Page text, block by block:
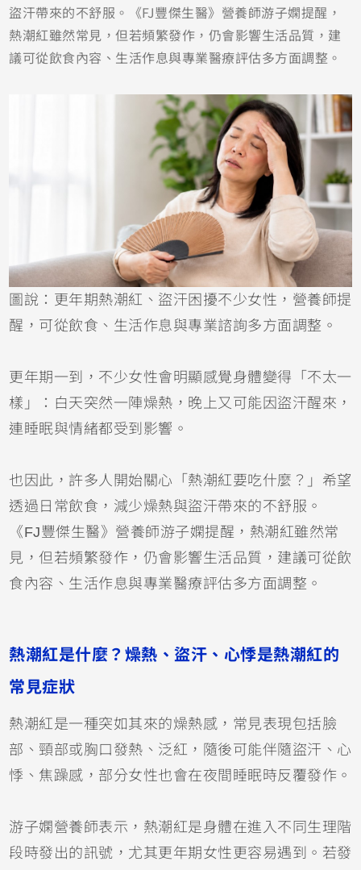
盜汗帶來的不舒服。《FJ豐傑生醫》營養師游子嫻提醒，
熱潮紅雖然常見，但若頻繁發作，仍會影響生活品質，建
議可從飲食內容、生活作息與專業醫療評估多方面調整。
圖說：更年期熱潮紅、盜汗困擾不少女性，營養師提
醒，可從飲食、生活作息與專業諮詢多方面調整。
更年期一到，不少女性會明顯感覺身體變得「不太一
樣」：白天突然一陣燥熱，晚上又可能因盜汗醒來，
連睡眠與情緒都受到影響。
也因此，許多人開始關心「熱潮紅要吃什麼？」希望
透過日常飲食，減少燥熱與盜汗帶來的不舒服。
《FJ豐傑生醫》營養師游子嫻提醒，熱潮紅雖然常
見，但若頻繁發作，仍會影響生活品質，建議可從飲
食內容、生活作息與專業醫療評估多方面調整。
熱潮紅是什麼？燥熱、盜汗、心悸是熱潮紅的
常見症狀
熱潮紅是一種突如其來的燥熱感，常見表現包括臉
部、頸部或胸口發熱、泛紅，隨後可能伴隨盜汗、心
悸、焦躁感，部分女性也會在夜間睡眠時反覆發作。
游子嫻營養師表示，熱潮紅是身體在進入不同生理階
段時發出的訊號，尤其更年期女性更容易遇到。若發